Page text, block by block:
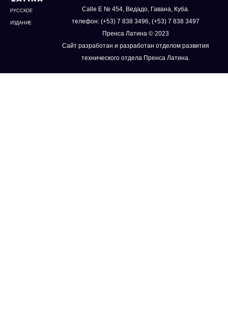
РУССКОЕ
ИЗДАНИЕ
Calle E № 454, Ведадо, Гавана, Куба.
телефон: (+53) 7 838 3496, (+53) 7 838 3497
Пренса Латина © 2023
Сайт разработан и разработан отделом развития
технического отдела Пренса Латина.